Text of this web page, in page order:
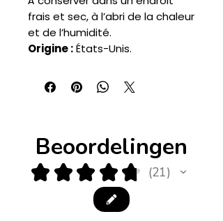
frais et sec, à l’abri de la chaleur
et de l’humidité.
Origine :États-Unis.
Beoordelingen
★ ★ ★ ★ ★ 21
21